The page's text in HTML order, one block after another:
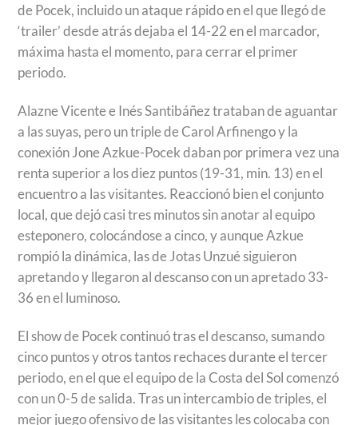
de Pocek, incluido un ataque rápido en el que llegó de
‘trailer’ desde atrás dejaba el 14-22 en el marcador,
máxima hasta el momento, para cerrar el primer
periodo.
Alazne Vicente e Inés Santibáñez trataban de aguantar
a las suyas, pero un triple de Carol Arfinengo y la
conexión Jone Azkue-Pocek daban por primera vez una
renta superior a los diez puntos (19-31, min. 13) en el
encuentro a las visitantes. Reaccionó bien el conjunto
local, que dejó casi tres minutos sin anotar al equipo
esteponero, colocándose a cinco, y aunque Azkue
rompió la dinámica, las de Jotas Unzué siguieron
apretando y llegaron al descanso con un apretado 33-
36 en el luminoso.
El show de Pocek continuó tras el descanso, sumando
cinco puntos y otros tantos rechaces durante el tercer
periodo, en el que el equipo de la Costa del Sol comenzó
con un 0-5 de salida. Tras un intercambio de triples, el
mejor juego ofensivo de las visitantes les colocaba con